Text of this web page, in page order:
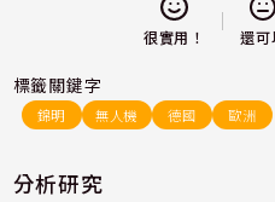
很實用！ 還可
標籤關鍵字
錦明 無人機 德國 歐洲
分析研究